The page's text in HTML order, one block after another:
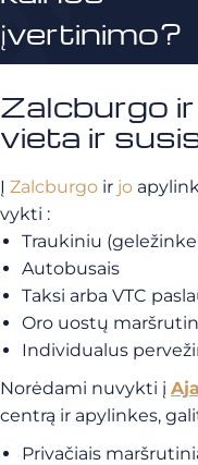
įvertinimo?
Zalcburgo
vieta ir
Į Zalcburgo ir jo
vykti :
Traukiniu
Autobusais
Taksi arba VTC
Oro uostų
Individualus
Norėdami nuvykti į
centrą ir apylinkes,
Privačiais